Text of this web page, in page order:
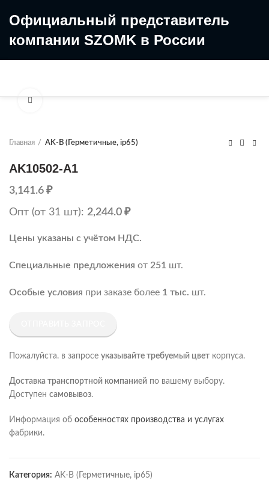
Официальный представитель
компании SZOMK в России
Главная AK-B (Герметичные, ip65)
AK10502-A1
3,141.6 ₽
Опт (от 31 шт): 2,244.0 ₽
Цены указаны с учётом НДС.
Специальные предложения от 251 шт.
Особые условия при заказе более 1 тыс. шт.
Пожалуйста. в запросе указывайте требуемый цвет корпуса.
Доставка транспортной компанией по вашему выбору.
Доступен самовывоз.
Информация об особенностях производства и услугах
фабрики.
Категория: AK-B (Герметичные, ip65)